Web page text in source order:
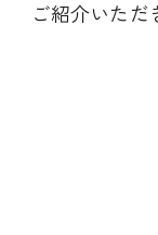
ご紹介いただ